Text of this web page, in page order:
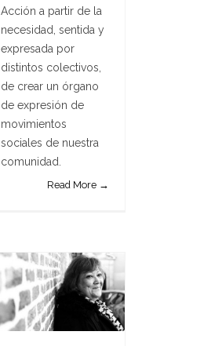
Acción a partir de la
necesidad, sentida y
expresada por
distintos colectivos,
de crear un órgano
de expresión de
movimientos
sociales de nuestra
comunidad.
Read More →